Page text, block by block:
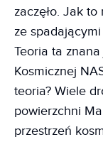
zaczęło. Jak
ze
Teoria ta
Kosmicznej
teoria? Wiele
powierzchni
przestrzeń